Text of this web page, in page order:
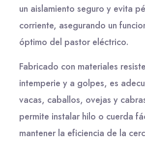
un aislamiento seguro y evita
corriente, asegurando un
óptimo del pastor eléctrico.
Fabricado con materiales
intemperie y a golpes, es
vacas, caballos, ovejas y
permite instalar hilo o cuerda
mantener la eficiencia de la